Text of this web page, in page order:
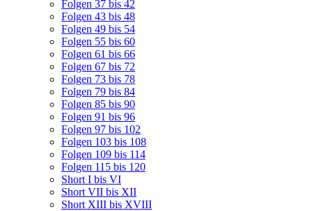
Folgen 37 bis 42
Folgen 43 bis 48
Folgen 49 bis 54
Folgen 55 bis 60
Folgen 61 bis 66
Folgen 67 bis 72
Folgen 73 bis 78
Folgen 79 bis 84
Folgen 85 bis 90
Folgen 91 bis 96
Folgen 97 bis 102
Folgen 103 bis 108
Folgen 109 bis 114
Folgen 115 bis 120
Short I bis VI
Short VII bis XII
Short XIII bis XVIII